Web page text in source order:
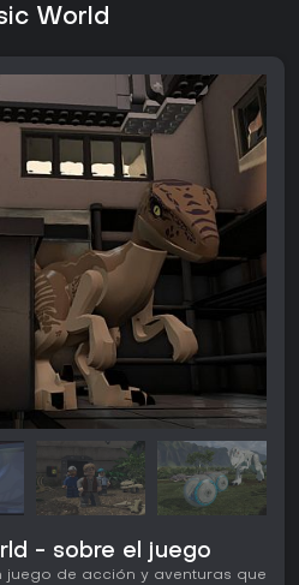
World
- sobre el juego
juego de acción y aventuras que